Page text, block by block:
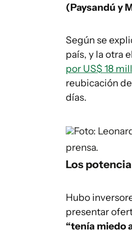
(Paysandú y
Según se
país, y la otra
por US$ 18
reubicación
días.
Foto:
prensa.
Los
Hubo
presentar
“tenía miedo